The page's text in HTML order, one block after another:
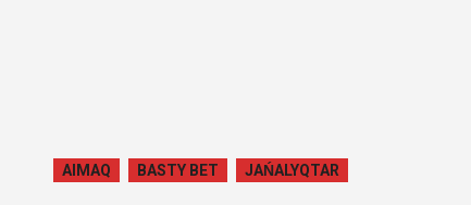
AIMAQ BASTY BET JAŃALYQTAR